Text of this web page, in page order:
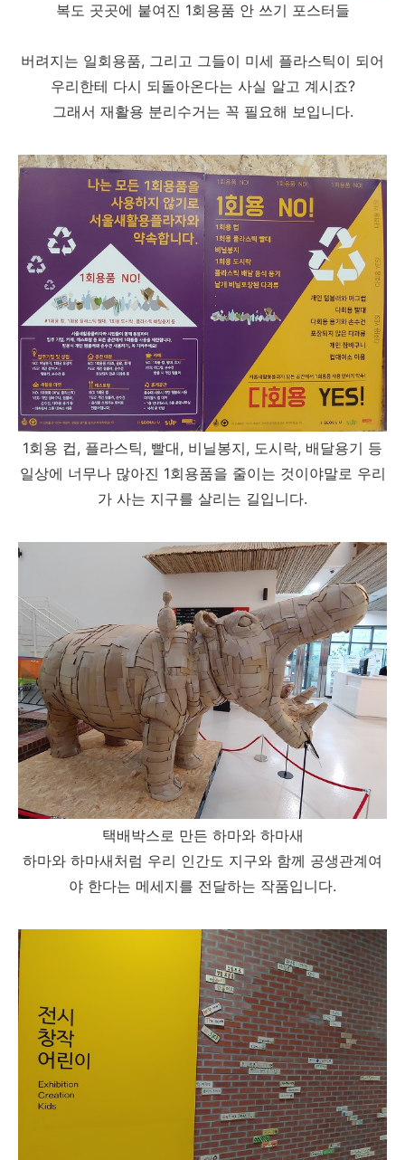
복도 곳곳에 붙여진 1회용품 안 쓰기 포스터들
버려지는 일회용품, 그리고 그들이 미세 플라스틱이 되어
우리한테 다시 되돌아온다는 사실 알고 계시죠?
그래서 재활용 분리수거는 꼭 필요해 보입니다.
1회용 컵, 플라스틱, 빨대, 비닐봉지, 도시락, 배달용기 등
일상에 너무나 많아진 1회용품을 줄이는 것이야말로 우리
가 사는 지구를 살리는 길입니다.
택배박스로 만든 하마와 하마새
하마와 하마새처럼 우리 인간도 지구와 함께 공생관계여
야 한다는 메세지를 전달하는 작품입니다.